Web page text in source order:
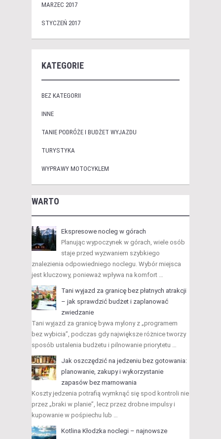
MARZEC 2017
STYCZEŃ 2017
KATEGORIE
BEZ KATEGORII
INNE
TANIE PODRÓŻE I BUDŻET WYJAZDU
TURYSTYKA
WYPRAWY MOTOCYKLEM
WARTO
Ekspresowe nocleg w górach
Planując wypoczynek w górach, wiele osób
staje przed wyzwaniem szybkiego
znalezienia odpowiedniego noclegu. Wybór miejsca
jest kluczowy, ponieważ wpływa na komfort …
Tani wyjazd za granicę bez płatnych atrakcji
– jak sprawdzić budżet i zaplanować
zwiedzanie
Tani wyjazd za granicę bywa mylony z „programem
bez wybicia”, podczas gdy największe różnice tworzy
sposób ustalenia budżetu i pilnowanie priorytetu …
Jak oszczędzić na jedzeniu bez gotowania:
planowanie, zakupy i wykorzystanie
zapasów bez marnowania
Koszty jedzenia potrafią wymknąć się spod kontroli nie
przez „braki w planie”, lecz przez drobne impulsy i
kupowanie w pośpiechu lub …
Kotlina Kłodzka noclegi – najnowsze